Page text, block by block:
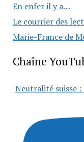
En enfer il y a…
Le courrier des
Marie-France de
Chaîne
Neutralité suisse